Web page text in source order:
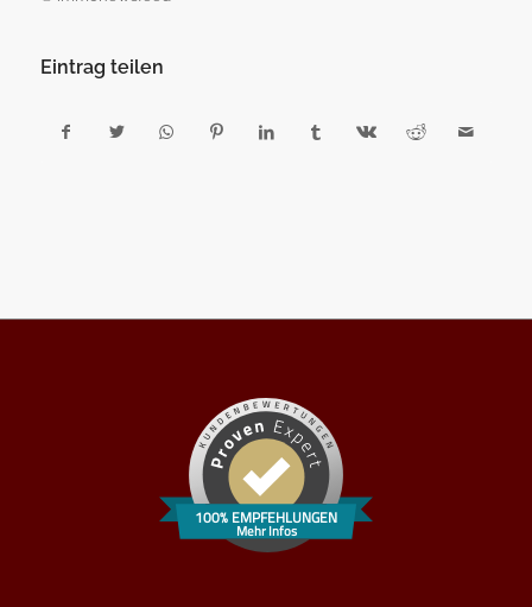
Eintrag teilen
100% EMPFEHLUNGEN
Mehr Infos